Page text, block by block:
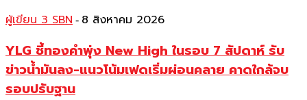
ผู้เขียน 3 SBN - 8 สิงหาคม 2026
YLG ชี้ทองคำพุ่ง New High ในรอบ 7 สัปดาห์ รับ
ข่าวน้ำมันลง-แนวโน้มเฟดเริ่มผ่อนคลาย คาดใกล้จบ
รอบปรับฐาน